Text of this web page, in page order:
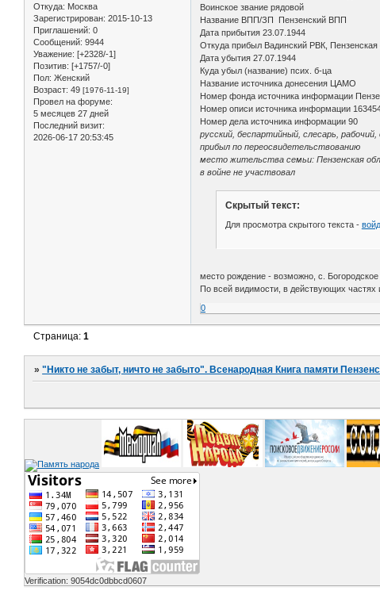
Откуда: Москва
Зарегистрирован: 2015-10-13
Приглашений: 0
Сообщений: 9944
Уважение: [+2328/-1]
Позитив: [+1757/-0]
Пол: Женский
Возраст: 49 [1976-11-19]
Провел на форуме:
5 месяцев 27 дней
Последний визит:
2026-06-17 20:53:45
Воинское звание рядовой
Название ВПП/ЗП Пензенский ВПП
Дата прибытия 23.07.1944
Откуда прибыл Вадинский РВК, Пензенская
Дата убытия 27.07.1944
Куда убыл (название) псих. б-ца
Название источника донесения ЦАМО
Номер фонда источника информации
Номер описи источника информации
Номер дела источника информации 90
русский, беспартийный, слесарь, рабочий,
прибыл по переосвидетельствованию
место жительства семьи: Пензенская
в войне не участвовал
Скрытый текст:
Для просмотра скрытого текста -
место рождение - возможно, с.
По всей видимости, в действующих частях
0
Страница:1
»"Никто не забыт, ничто не забыто". Всенародная Книга памяти
Verification: 9054dc0dbbcd0607